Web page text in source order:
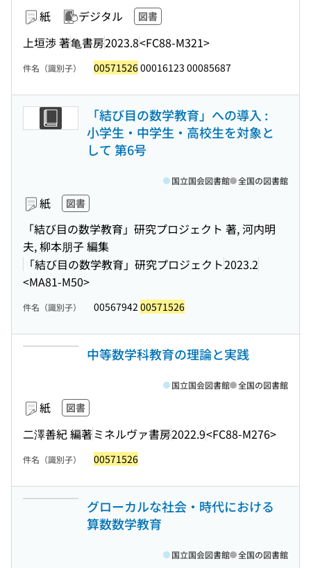
紙 デジタル 図書
上垣渉 著亀書房2023.8<FC88-M321>
件名（識別子） 0057152600016123 00085687
「結び目の数学教育」への導入 :
小学生・中学生・高校生を対象と
して 第6号
紙 図書
「結び目の数学教育」研究プロジェクト 著, 河内明
夫, 柳本朋子 編集
「結び目の数学教育」研究プロジェクト2023.2
<MA81-M50>
国立国会図書館 全国の図書館
件名（識別子） 00567942 00571526
中等数学科教育の理論と実践
紙 図書
二澤善紀 編著ミネルヴァ書房2022.9<FC88-M276>
国立国会図書館 全国の図書館
件名（識別子） 00571526
グローカルな社会・時代における
算数数学教育
国立国会図書館 全国の図書館